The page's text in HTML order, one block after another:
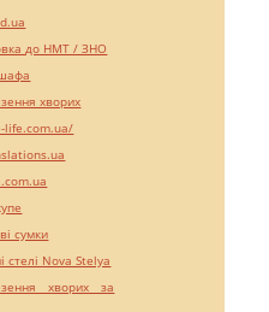
до НМТ / ЗНО
хворих
life.com.ua/
сумки
стелі Nova Stelya
хворих за